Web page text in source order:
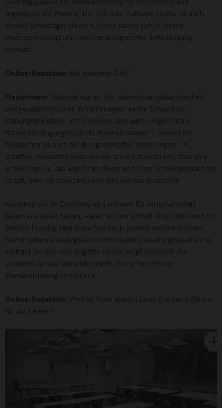
Ingenieure die Phase 0. Der zeitliche Aufwand hierfür ist hoch.
Sowohl Schulträger als auch Schule haben sich in diesen
Prozessen beäugt und um eine sachgerechte Entscheidung
bemüht.
Online-Redaktion: Mit welchem Ziel?
Fleischmann: Aufgabe war es, die veränderten pädagogischen
und gesellschaftlichen Anforderungen an die Schulen als
Planungsgrundlage aufzunehmen, aber auch vergleichbare
Rahmenbedingungen für die Baumaßnahmen – sowohl bei
Neubauten als auch bei den grundhaften Sanierungen - zu
schaffen. Ansonsten kommen wir schnell zu dem Fall, dass eine
Schule sagt: Ja, das was ihr an dieser und jener Schule gebaut habt
ist toll, aber wir brauchen noch dies und das zusätzlich!
Nachdem wir im Eigenbetrieb Leitlinien für wirtschaftliches
Bauen erarbeitet hatten, waren wir uns schnell einig, dass auch im
Bereich Planung belastbare Standards gesetzt werden müssen.
Damit sollten allerdings auch individuelle Gestaltungsspielräume
eröffnet werden. Der Begriff Leitlinie zeigt einerseits das
Verbindliche und soll andererseits eine schematische
Standardisierung verhindern.
Online-Redaktion: Welche Rolle spielen Ihres Erachtens Räume
für das Lernen?